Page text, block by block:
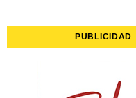
PUBLICIDAD